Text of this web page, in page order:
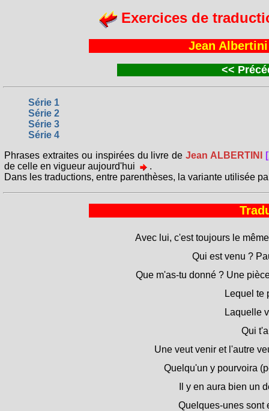
Exercices de
Jean
<<
Série 1
Série 2
Série 3
Série 4
Phrases extraites ou inspirées du livre deJean ALBERTINI
de celle en vigueur aujourd'hui
.
Dans les traductions, entre parenthèses, la variante utilisée
Avec lui, c'est toujours le
Qui est venu ?
Que m'as-tu donné ? Une
Lequel te
Laquelle
Qui
Une veut venir et l'autre
Quelqu'un y pourvoira
Il y en aura bien un
Quelques-unes sont